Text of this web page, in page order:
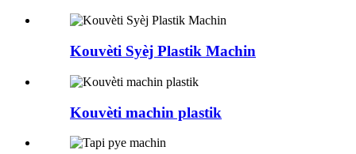
Kouvèti Syèj Plastik Machin
Kouvèti machin plastik